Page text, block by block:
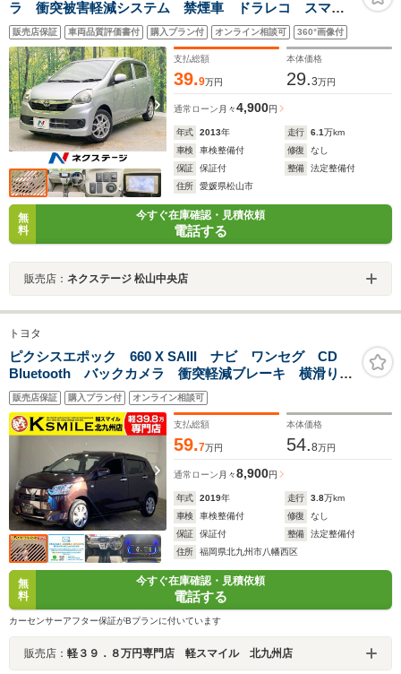
ーダー レーダークル
ーズコントロール
ETC
グストップ
ラ 衝突被害軽減システム 禁煙車 ドラレコ スマー
トキー LEDヘッド ETC 純正14インチアルミ オー
トエアコン CD DVD再生 地デジ
販売店保証 車両品質評価書付 購入プラン付 オンライン相談可 360°画像付
支払総額
39.9万円
本体価格
29.3万円
通常ローン 月々4,900円
年式 2013年 走行 6.1万km
車検
車検整備付 修復
なし
保証
保証付 整備
法定整備付
住所
愛媛県松山市
無
料
今すぐ在庫確認・見積依頼
電話する
販売店： ネクステージ 松山中央店
トヨタ
ピクシスエポック 660 X SAIII ナビ ワンセグ CD
Bluetooth バックカメラ 衝突軽減ブレーキ 横滑り防
止装置 車線逸脱防止装置 衝突安全ボディ アイドリ
ングストップ 障害物センサー LEDヘッドライト キ
ーレスエントリー
販売店保証 購入プラン付 オンライン相談可
支払総額
59.7万円
本体価格
54.8万円
通常ローン 月々8,900円
年式 2019年 走行 3.8万km
車検
車検整備付 修復
なし
保証
保証付 整備
法定整備付
住所
福岡県北九州市八幡西区
無
料
今すぐ在庫確認・見積依頼
電話する
カーセンサーアフター保証がBプランに付いています
販売店： 軽３９．８万円専門店 軽スマイル 北九州店